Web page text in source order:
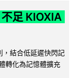
足 KIOXIA
，結合低延遲快閃記
轉化為記憶體擴充